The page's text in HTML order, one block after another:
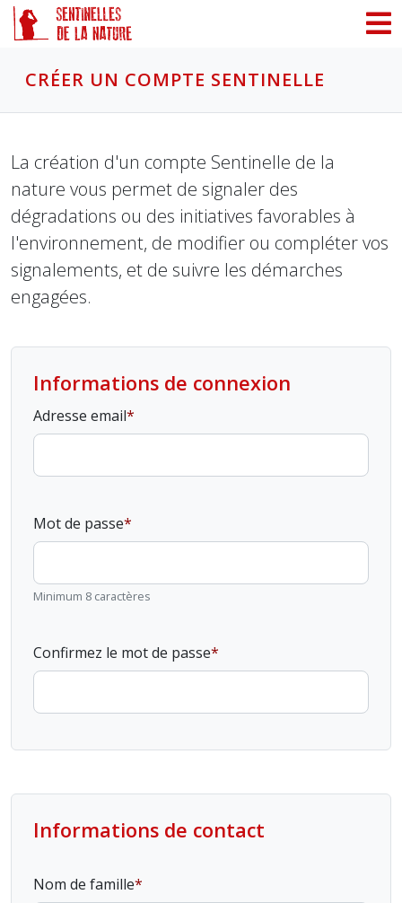
CRÉER UN COMPTE SENTINELLE
La création d'un compte Sentinelle de la
nature vous permet de signaler des
dégradations ou des initiatives favorables à
l'environnement, de modifier ou compléter vos
signalements, et de suivre les démarches
engagées.
Informations de connexion
Adresse email
Mot de passe
Minimum 8 caractères
Confirmez le mot de passe
Informations de contact
Nom de famille
Panneau de gestion des cookies